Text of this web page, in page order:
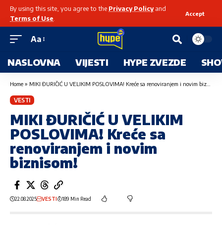
By using this site, you agree to the Privacy Policyand
Terms of Use
Accept
Aa
NASLOVNA VIJESTI HYPE ZVEZDE
Home » MIKI ĐURIČIĆ U VELIKIM POSLOVIMA! Kreće sa renoviranjem i novim biznisom!
VESTI
MIKI ĐURIČIĆ U VELIKIM
POSLOVIMA! Kreće sa
renoviranjem i novim
biznisom!
22.08.2025 VESTI 189 Min Read